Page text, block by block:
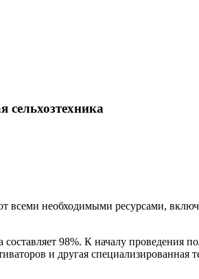
сельхозтехника
необходимыми ресурсами,
98%. К началу проведения
и другая специализированная